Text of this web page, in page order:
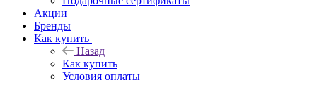
Акции
Бренды
Как купить
Назад
Как купить
Условия оплаты